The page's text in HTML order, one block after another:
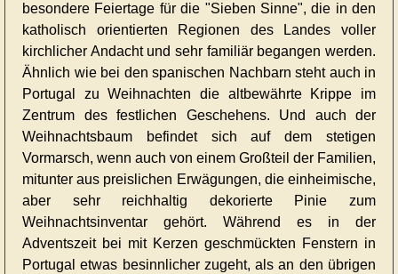
besondere Feiertage für die "Sieben Sinne", die in den
katholisch orientierten Regionen des Landes voller
kirchlicher Andacht und sehr familiär begangen werden.
Ähnlich wie bei den spanischen Nachbarn steht auch in
Portugal zu Weihnachten die altbewährte Krippe im
Zentrum des festlichen Geschehens. Und auch der
Weihnachtsbaum befindet sich auf dem stetigen
Vormarsch, wenn auch von einem Großteil der Familien,
mitunter aus preislichen Erwägungen, die einheimische,
aber sehr reichhaltig dekorierte Pinie zum
Weihnachtsinventar gehört. Während es in der
Adventszeit bei mit Kerzen geschmückten Fenstern in
Portugal etwas besinnlicher zugeht, als an den übrigen